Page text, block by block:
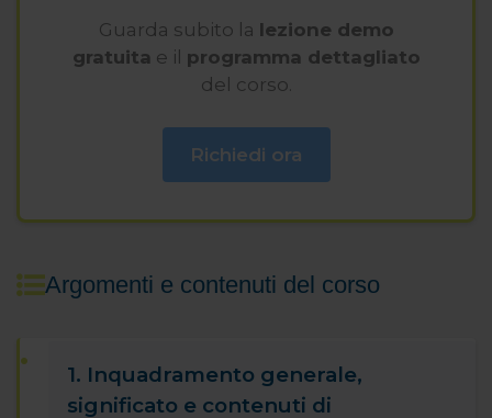
Guarda subito la lezione demo
gratuita e il programma dettagliato
del corso.
Richiedi ora
Argomenti e contenuti del corso
1. Inquadramento generale,
significato e contenuti di